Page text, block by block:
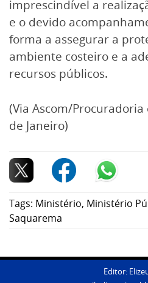
imprescindível a
e o devido
forma a assegurar a
ambiente costeiro e a
recursos públicos.
(Via Ascom/
de Janeiro)
Tags: Ministério, Ministério
Saquarema
Editor: